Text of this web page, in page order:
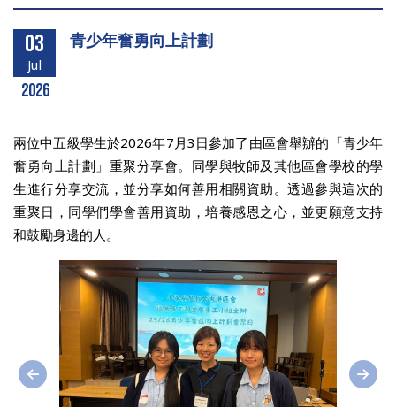
03
Jul
2026
青少年奮勇向上計劃
兩位中五級學生於2026年7月3日參加了由區會舉辦的「青少年
奮勇向上計劃」重聚分享會。同學與牧師及其他區會學校的學
生進行分享交流，並分享如何善用相關資助。透過參與這次的
重聚日，同學們學會善用資助，培養感恩之心，並更願意支持
和鼓勵身邊的人。